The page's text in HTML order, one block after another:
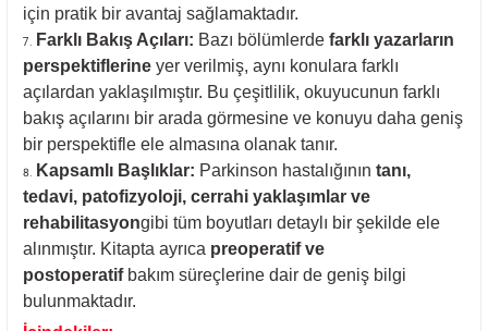
için pratik bir avantaj sağlamaktadır.
Farklı Bakış Açıları: Bazı bölümlerde farklı yazarların
perspektiflerine yer verilmiş, aynı konulara farklı
açılardan yaklaşılmıştır. Bu çeşitlilik, okuyucunun farklı
bakış açılarını bir arada görmesine ve konuyu daha geniş
bir perspektifle ele almasına olanak tanır.
Kapsamlı Başlıklar: Parkinson hastalığının tanı,
tedavi, patofizyoloji, cerrahi yaklaşımlar ve
rehabilitasyongibi tüm boyutları detaylı bir şekilde ele
alınmıştır. Kitapta ayrıca preoperatif ve
postoperatifbakım süreçlerine dair de geniş bilgi
bulunmaktadır.